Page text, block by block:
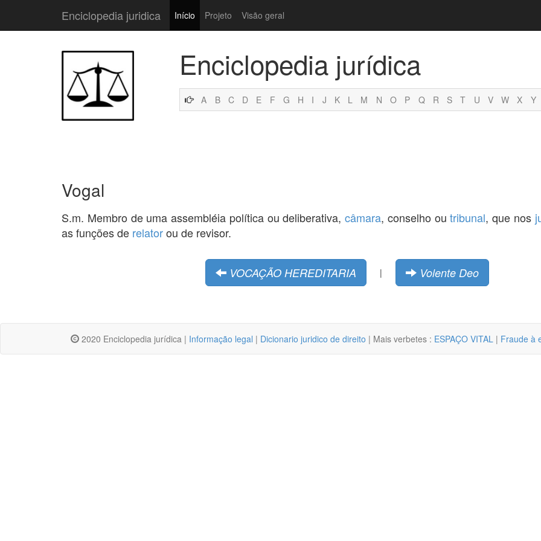
Enciclopedia juridica Início Projeto Visão geral
Enciclopedia jurídica
A B C D E F G H I J K L M N O P Q R S T U V W X Y
Vogal
S.m. Membro de uma assembléia política ou deliberativa, câmara, conselho outribunal, que nos
as funções de relatorou de revisor.
VOCAÇÃO HEREDITARIA | Volente Deo
2020 Enciclopedia jurídica | Informação legal | Dicionario juridico de direito | Mais verbetes : ESPAÇO VITAL | Fraude à